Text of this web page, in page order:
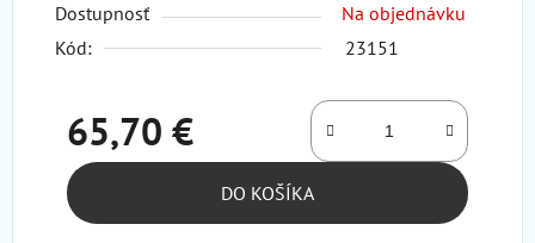
Dostupnosť
Na objednávku
Kód:
23151
65,70 €
Jednotková cena:
DO KOŠÍKA